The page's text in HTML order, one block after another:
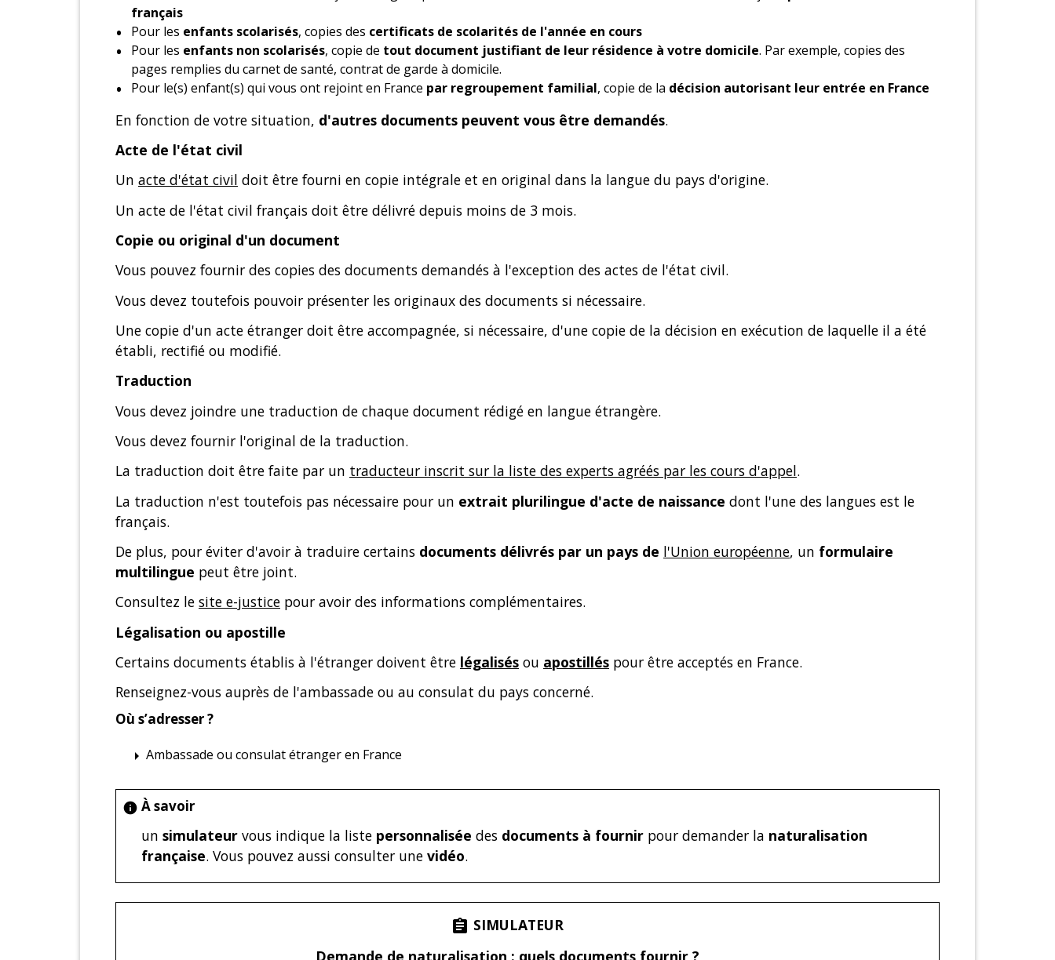
français
Pour les enfants scolarisés, copies des certificats de scolarités de l'année en cours
Pour les enfants non scolarisés, copie de tout document justifiant de leur résidence à votre domicile. Par exemple, copies des
pages remplies du carnet de santé, contrat de garde à domicile.
Pour le(s) enfant(s) qui vous ont rejoint en France par regroupement familial, copie de la décision autorisant leur entrée en France
En fonction de votre situation, d'autres documents peuvent vous être demandés.
Acte de l'état civil
Un acte d'état civil doit être fourni en copie intégrale et en original dans la langue du pays d'origine.
Un acte de l'état civil français doit être délivré depuis moins de 3 mois.
Copie ou original d'un document
Vous pouvez fournir des copies des documents demandés à l'exception des actes de l'état civil.
Vous devez toutefois pouvoir présenter les originaux des documents si nécessaire.
Une copie d'un acte étranger doit être accompagnée, si nécessaire, d'une copie de la décision en exécution de laquelle il a été
établi, rectifié ou modifié.
Traduction
Vous devez joindre une traduction de chaque document rédigé en langue étrangère.
Vous devez fournir l'original de la traduction.
La traduction doit être faite par un traducteur inscrit sur la liste des experts agréés par les cours d'appel.
La traduction n'est toutefois pas nécessaire pour un extrait plurilingue d'acte de naissance dont l'une des langues est le
français.
De plus, pour éviter d'avoir à traduire certains documents délivrés par un pays de l'Union européenne, un formulaire
multilingue peut être joint.
Consultez le site e-justice pour avoir des informations complémentaires.
Légalisation ou apostille
Certains documents établis à l'étranger doivent être légalisés ou apostillés pour être acceptés en France.
Renseignez-vous auprès de l'ambassade ou au consulat du pays concerné.
Où s’adresser ?
arrow_right Ambassade ou consulat étranger en France
info À savoir
un simulateur vous indique la liste personnalisée des documents à fournir pour demander la naturalisation
française. Vous pouvez aussi consulter une vidéo.
assignment SIMULATEUR
Demande de naturalisation : quels documents fournir ?